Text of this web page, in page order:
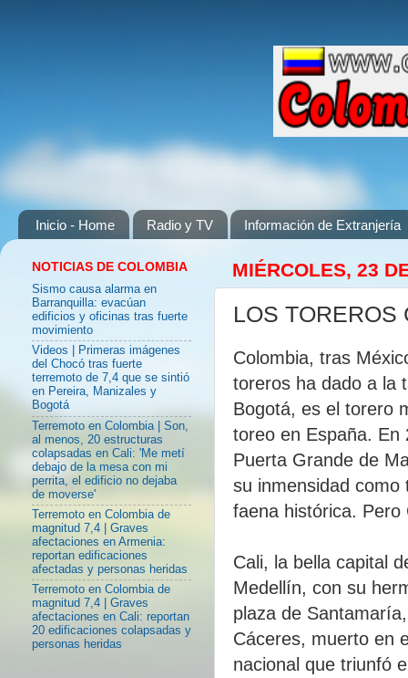
Inicio - Home Radio y TV Información de Extranjería
MIÉRCOLES, 23
LOS TOREROS
Colombia, tras
toreros ha dado a la
Bogotá, es el torero
toreo en España. En
Puerta Grande de
su inmensidad como
faena histórica.
Cali, la bella capital
Medellín, con su
plaza de
Cáceres, muerto en
nacional que triunfó
NOTICIAS DE COLOMBIA
Sismo causa alarma en
Barranquilla: evacúan
edificios y oficinas tras fuerte
movimiento
Videos | Primeras imágenes
del Chocó tras fuerte
terremoto de 7,4 que se sintió
en Pereira, Manizales y
Bogotá
Terremoto en Colombia | Son,
al menos, 20 estructuras
colapsadas en Cali: 'Me metí
debajo de la mesa con mi
perrita, el edificio no dejaba
de moverse'
Terremoto en Colombia de
magnitud 7,4 | Graves
afectaciones en Armenia:
reportan edificaciones
afectadas y personas heridas
Terremoto en Colombia de
magnitud 7,4 | Graves
afectaciones en Cali: reportan
20 edificaciones colapsadas y
personas heridas